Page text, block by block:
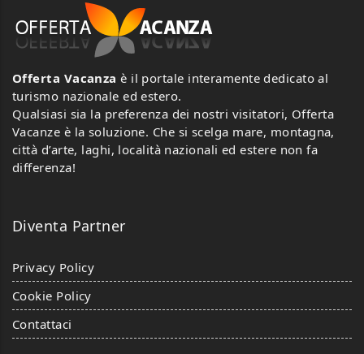
Offerta Vacanza è il portale interamente dedicato al
turismo nazionale ed estero.
Qualsiasi sia la preferenza dei nostri visitatori, Offerta
Vacanze è la soluzione. Che si scelga mare, montagna,
città d’arte, laghi, località nazionali ed estere non fa
differenza!
Diventa Partner
Privacy Policy
Cookie Policy
Contattaci